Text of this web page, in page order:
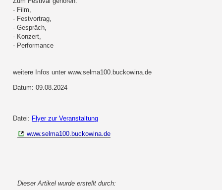
- Film,
- Festvortrag,
- Gespräch,
- Konzert,
- Performance
weitere Infos unter www.selma100.buckowina.de
Datum: 09.08.2024
Datei: Flyer zur Veranstaltung
www.selma100.buckowina.de
Dieser Artikel wurde erstellt durch: